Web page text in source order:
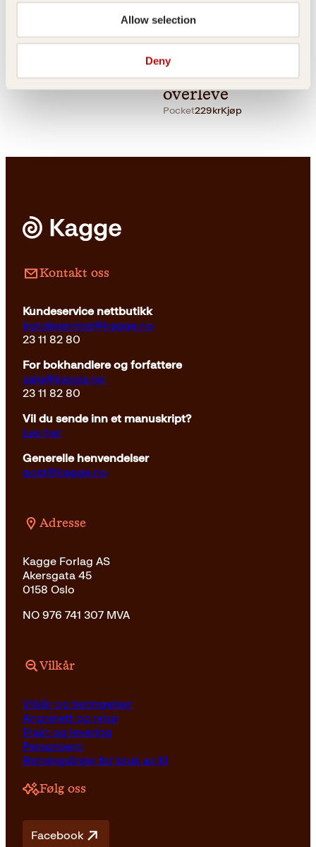
Allow selection
Deny
Kjøp
for all fisken
Hvordan elske
en far – og
overleve
Pocket229krKjøp
Kontakt oss
Kundeservice nettbutikk
kundeservice@kagge.no
23 11 82 80
For bokhandlere og forfattere
salg@kagge.no
23 11 82 80
Vil du sende inn et manuskript?
Les her
Generelle henvendelser
post@kagge.no
Adresse
Kagge Forlag AS
Akersgata 45
0158 Oslo
NO 976 741 307 MVA
Vilkår
Vilkår og betingelser
Angrerett og retur
Frakt og levering
Personvern
Retningslinjer for bruk av KI
Følg oss
Facebook